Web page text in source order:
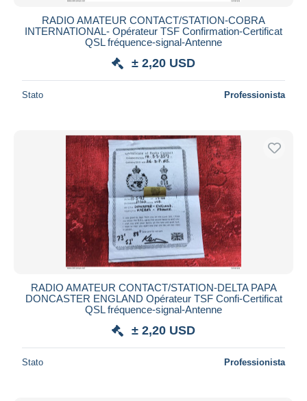
RADIO AMATEUR CONTACT/STATION-COBRA
INTERNATIONAL- Opérateur TSF Confirmation-Certificat
QSL fréquence-signal-Antenne
± 2,20 USD
Stato Professionista
RADIO AMATEUR CONTACT/STATION-DELTA PAPA
DONCASTER ENGLAND Opérateur TSF Confi-Certificat
QSL fréquence-signal-Antenne
± 2,20 USD
Stato Professionista